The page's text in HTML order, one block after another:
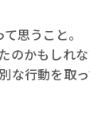
思うこと。
のかもしれ
な行動を取